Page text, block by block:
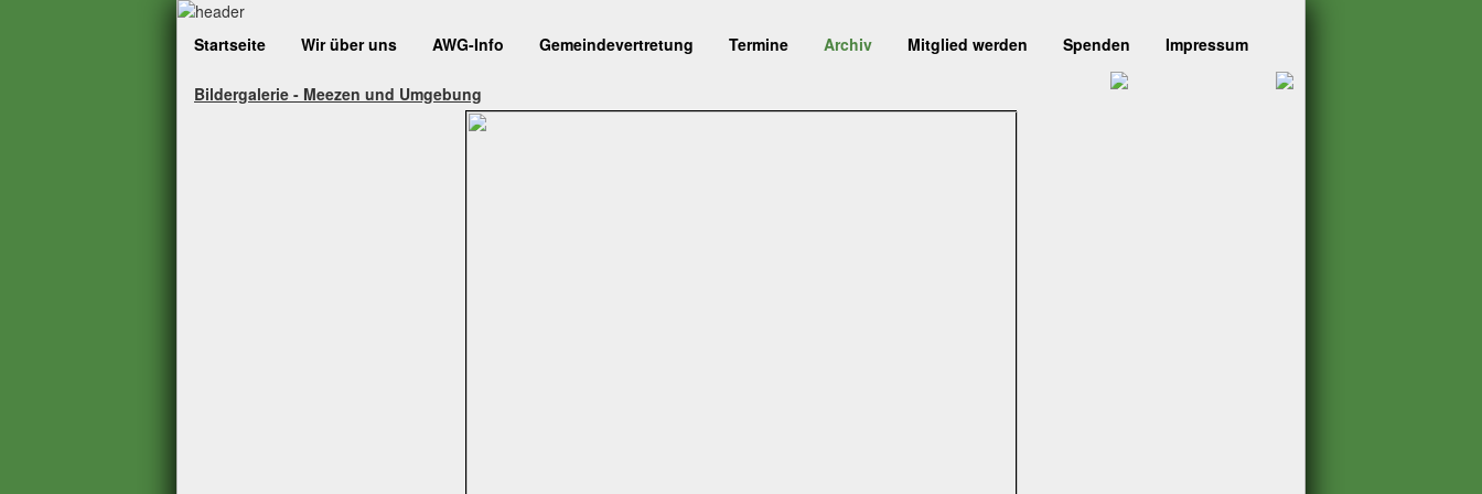
Startseite Wir über uns AWG-Info Gemeindevertretung Termine Archiv Mitglied werden Spenden Impressum
Bildergalerie - Meezen und Umgebung